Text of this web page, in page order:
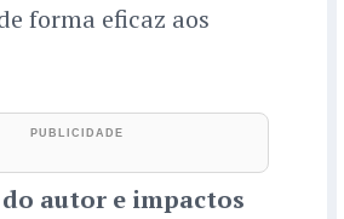
forma eficaz aos
autor e impactos